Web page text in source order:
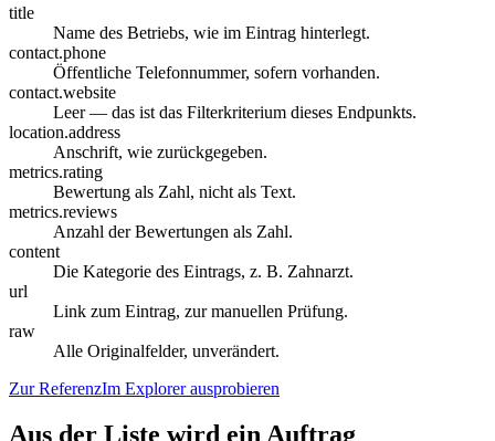
title
Name des Betriebs, wie im Eintrag hinterlegt.
contact.phone
Öffentliche Telefonnummer, sofern vorhanden.
contact.website
Leer — das ist das Filterkriterium dieses Endpunkts.
location.address
Anschrift, wie zurückgegeben.
metrics.rating
Bewertung als Zahl, nicht als Text.
metrics.reviews
Anzahl der Bewertungen als Zahl.
content
Die Kategorie des Eintrags, z. B. Zahnarzt.
url
Link zum Eintrag, zur manuellen Prüfung.
raw
Alle Originalfelder, unverändert.
Zur ReferenzIm Explorer ausprobieren
Aus der Liste wird ein Auftrag